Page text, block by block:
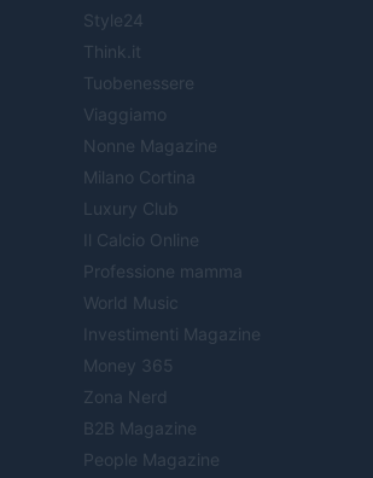
Style24
Think.it
Tuobenessere
Viaggiamo
Nonne Magazine
Milano Cortina
Luxury Club
Il Calcio Online
Professione mamma
World Music
Investimenti Magazine
Money 365
Zona Nerd
B2B Magazine
People Magazine